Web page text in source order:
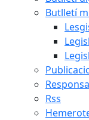
Butlletí
Rss